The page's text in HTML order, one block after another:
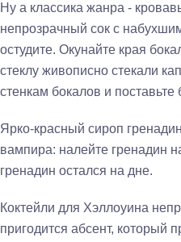
Ну а классика жанра -
непрозрачный сок с
остудите. Окунайте края
стеклу живописно стекали
стенкам бокалов и
Ярко-красный сироп
вампира: налейте гренадин
гренадин остался на дне.
Коктейли для Хэллоуина
пригодится абсент, который